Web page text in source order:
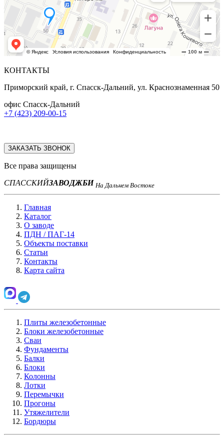
КОНТАКТЫ
Приморский край, г. Спасск-Дальний, ул. Краснознаменная 50
офис Спасск-Дальний
+7 (423) 209-00-15
ЗАКАЗАТЬ ЗВОНОК
Все права защищены
СПАССКИЙЗАВОДЖБИ На Дальнем Востоке
Главная
Каталог
О заводе
ПДН / ПАГ-14
Объекты поставки
Статьи
Контакты
Карта сайта
Плиты железобетонные
Блоки железобетонные
Сваи
Фундаменты
Балки
Блоки
Колонны
Лотки
Перемычки
Прогоны
Утяжелители
Бордюры